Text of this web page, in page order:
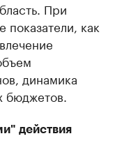
При
показатели, как
динамика
бюджетов.
действия